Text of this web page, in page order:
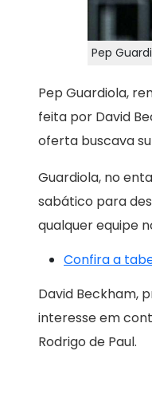
Pep
Pep Guardiola,
feita por David
oferta buscava
Guardiola, no
sabático para
qualquer equipe
Confira a
David Beckham,
interesse em
Rodrigo de Paul.